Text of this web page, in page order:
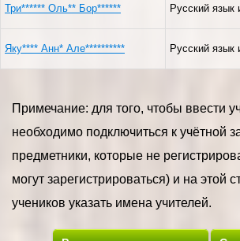
Три****** Оль** Бор****** Русский язык
Яку**** Анн* Але********** Русский язык
Примечание: для того, чтобы ввести
необходимо подключиться к учётной
предметники, которые не
могут зарегистрироваться) и на этой
учеников указать имена учителей.